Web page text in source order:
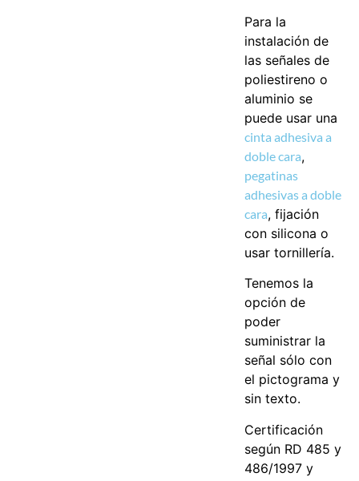
Para la
instalación de
las señales de
poliestireno o
aluminio se
puede usar una
cinta adhesiva a
doble cara,
pegatinas
adhesivas a doble
cara, fijación
con silicona o
usar tornillería.
Tenemos la
opción de
poder
suministrar la
señal sólo con
el pictograma y
sin texto.
Certificación
según RD 485 y
486/1997 y